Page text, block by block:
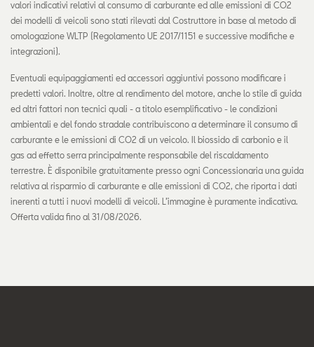
valori indicativi relativi al consumo di carburante ed alle emissioni di CO2
dei modelli di veicoli sono stati rilevati dal Costruttore in base al metodo di
omologazione WLTP (Regolamento UE 2017/1151 e successive modifiche e
integrazioni).
Eventuali equipaggiamenti ed accessori aggiuntivi possono modificare i
predetti valori. Inoltre, oltre al rendimento del motore, anche lo stile di guida
ed altri fattori non tecnici quali - a titolo esemplificativo - le condizioni
ambientali e del fondo stradale contribuiscono a determinare il consumo di
carburante e le emissioni di CO2 di un veicolo. Il biossido di carbonio e il
gas ad effetto serra principalmente responsabile del riscaldamento
terrestre. È disponibile gratuitamente presso ogni Concessionaria una guida
relativa al risparmio di carburante e alle emissioni di CO2, che riporta i dati
inerenti a tutti i nuovi modelli di veicoli. L’immagine è puramente indicativa.
Offerta valida fino al 31/08/2026.